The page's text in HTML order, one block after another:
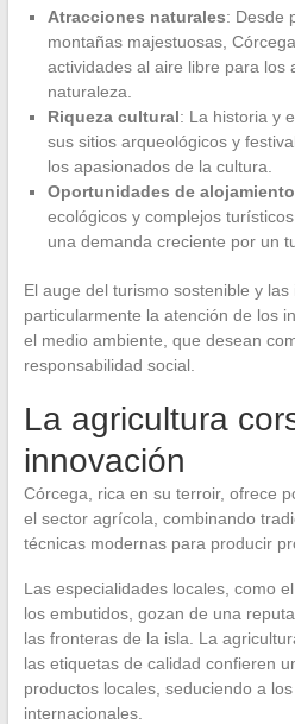
Atracciones naturales: Desde
montañas majestuosas,
actividades al aire libre para los
naturaleza.
Riqueza cultural: La historia y
sus sitios arqueológicos y
los apasionados de la cultura.
Oportunidades de alojamiento
ecológicos y complejos
una demanda creciente por un
El auge del turismo sostenible y
particularmente la atención de los
el medio ambiente, que desean
responsabilidad social.
La agricultura
innovación
Córcega, rica en su terroir, ofrece
el sector agrícola, combinando
técnicas modernas para producir
Las especialidades locales, como
los embutidos, gozan de una
las fronteras de la isla. La
las etiquetas de calidad confieren
productos locales, seduciendo a
internacionales.